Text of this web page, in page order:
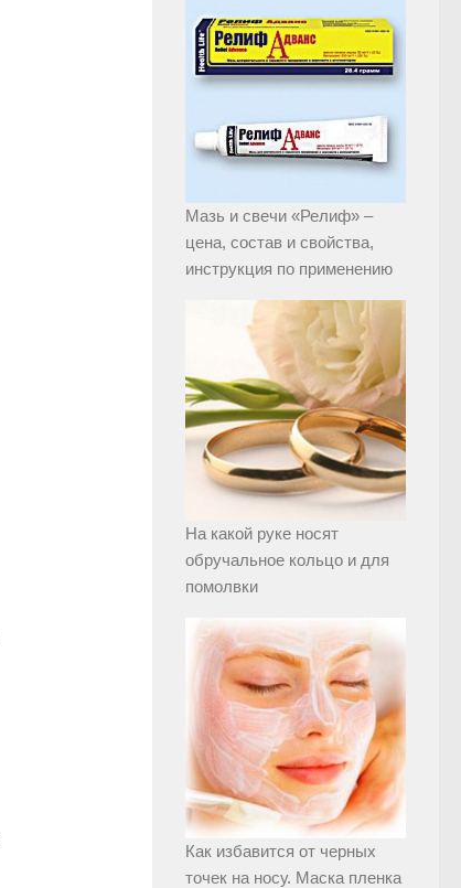
Мазь и свечи «Релиф» –
цена, состав и свойства,
инструкция по применению
На какой руке носят
обручальное кольцо и для
помолвки
Как избавится от черных
точек на носу. Маска пленка